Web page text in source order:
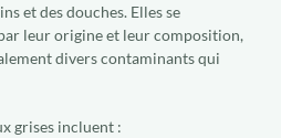
et des douches. Elles se
leur origine et leur composition,
divers contaminants qui
grises incluent :